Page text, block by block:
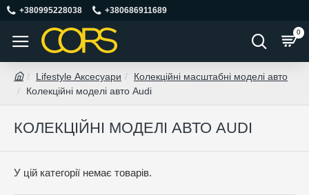
+380995228038 +380686911689
0
Lifestyle Аксесуари
Колекційні масштабні моделі авто
Колекційні моделі авто Audi
КОЛЕКЦІЙНІ МОДЕЛІ АВТО AUDI
У цій категорії немає товарів.